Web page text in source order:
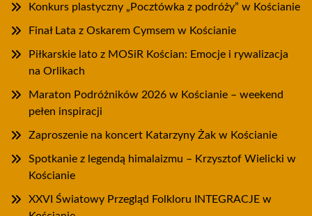
Konkurs plastyczny „Pocztówka z podróży” w Kościanie
Finał Lata z Oskarem Cymsem w Kościanie
Piłkarskie lato z MOSiR Kościan: Emocje i rywalizacja
na Orlikach
Maraton Podróżników 2026 w Kościanie – weekend
pełen inspiracji
Zaproszenie na koncert Katarzyny Żak w Kościanie
Spotkanie z legendą himalaizmu – Krzysztof Wielicki w
Kościanie
XXVI Światowy Przegląd Folkloru INTEGRACJE w